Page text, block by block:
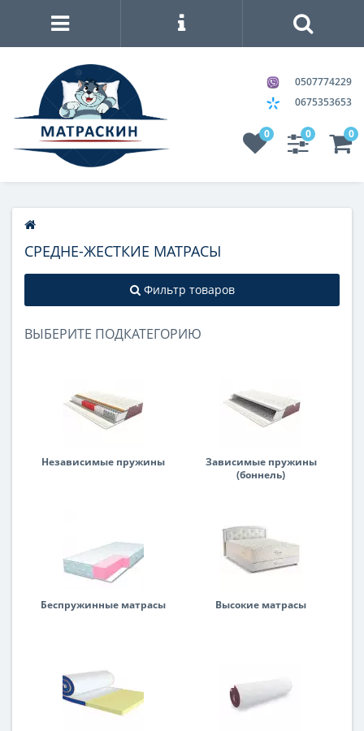
0507774229
0675353653
0 0 0
СРЕДНЕ-ЖЕСТКИЕ МАТРАСЫ
Фильтр товаров
ВЫБЕРИТЕ ПОДКАТЕГОРИЮ
Независимые пружины
Зависимые пружины
(боннель)
Беспружинные матрасы Высокие матрасы